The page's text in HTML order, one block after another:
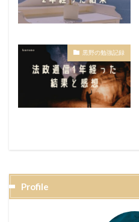
黒野の勉強記録
Profile